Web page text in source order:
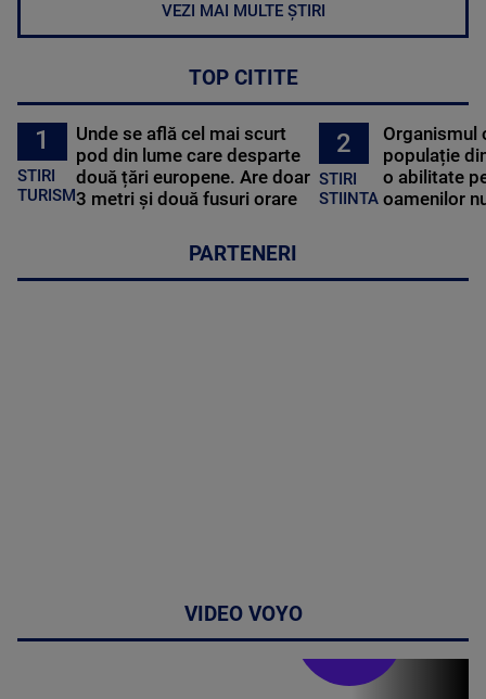
VEZI MAI MULTE ȘTIRI
TOP CITITE
1
STIRI
TURISM
Unde se află cel mai scurt
pod din lume care desparte
două țări europene. Are doar
3 metri și două fusuri orare
2
STIRI
STIINTA
Organismul
populație
o abilitate
oamenilor
PARTENERI
VIDEO VOYO